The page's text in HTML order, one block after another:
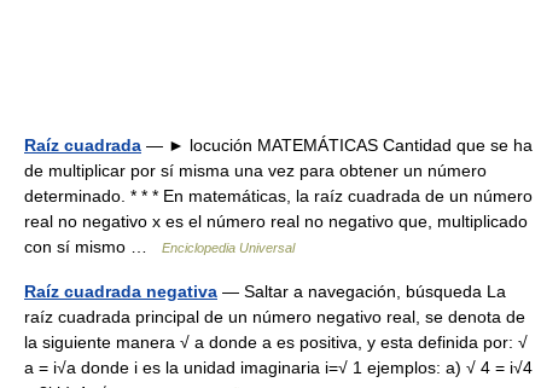
Raíz cuadrada — ► locución MATEMÁTICAS Cantidad que se ha
de multiplicar por sí misma una vez para obtener un número
determinado. * * * En matemáticas, la raíz cuadrada de un número
real no negativo x es el número real no negativo que, multiplicado
con sí mismo …
Enciclopedia Universal
Raíz cuadrada negativa — Saltar a navegación, búsqueda La
raíz cuadrada principal de un número negativo real, se denota de
la siguiente manera √ a donde a es positiva, y esta definida por: √
a = i√a donde i es la unidad imaginaria i=√ 1 ejemplos: a) √ 4 = i√4